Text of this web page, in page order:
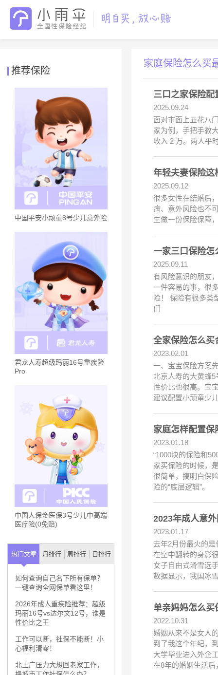
推荐保险
中国平安小顽童8号少儿意外险
君龙人寿超级玛丽16号重疾险
Pro
中国人保金医保3号少儿中高端
医疗险(0免赔)
热门文章 月排行 周排行 日排行
如何查询自己名下所有保单？
一键查询全网保单看这里！
2026年成人重疾险推荐：超级
玛丽16号vs达尔文12号，谁是
性价比之王
工作可以断，社保不能断！小
心福利清零！
北上广压力大想回老家工作，
家庭保险怎么买
三口之家保险配
2025.09.24
面对市面上五花八
家为例，手把手教
收入 2 万。两人平
年轻夫妻保险这
2025.09.12
很多女性在结婚后
病、意外风险也不
生做一份保险保障
一家三口保险怎
2025.09.11
有风险意识的朋友
一件容易的事，很
险！ 保险有很多类
们
全家保险怎么买
2023.02.01
一、宝宝保险方案
北京人寿的大黄蜂
性价比也很高。宝
建议配置小顽童少
家庭怎样配置保
2023.01.18
“1000块的保险和
家买保险的时候，
很简单，搞明白保
险的“底层逻辑”。
2023年成人意
2023.01.17
去年2月份最火的
在空中翻转的身影
女子自由式滑雪选
数据显示，我国冰
单亲妈妈怎么买
2022.10.31
婚姻从来不是女人
到了我这个年纪，
大学毕业进入外企
在8年的婚姻生活后